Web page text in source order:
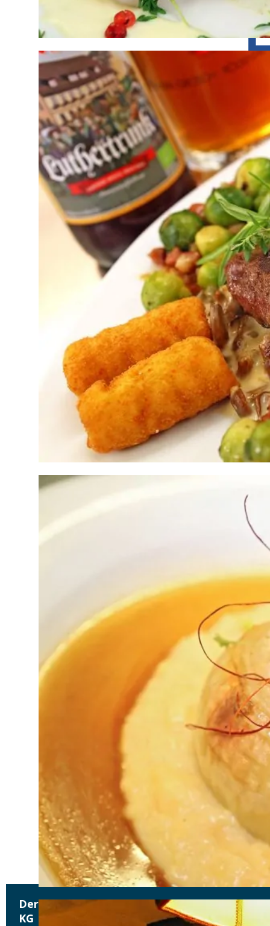
Der Grosch – Braugasthof Grosch GmbH & Co
KG